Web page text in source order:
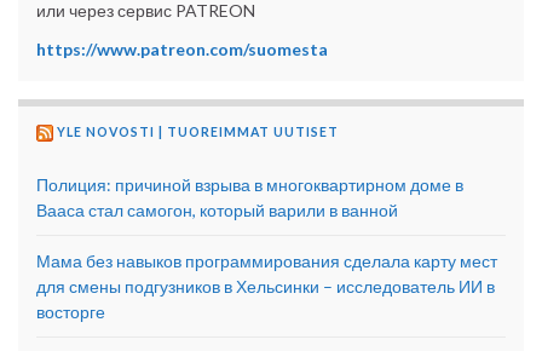
или через сервис PATREON
https://www.patreon.com/suomesta
YLE NOVOSTI | TUOREIMMAT UUTISET
Полиция: причиной взрыва в многоквартирном доме в
Вааса стал самогон, который варили в ванной
Мама без навыков программирования сделала карту мест
для смены подгузников в Хельсинки – исследователь ИИ в
восторге